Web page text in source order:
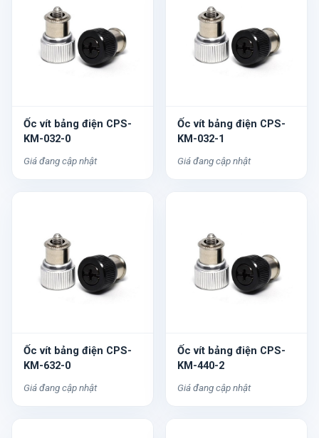
Ốc vít bảng điện CPS-
KM-032-0
Giá đang cập nhật
Ốc vít bảng điện CPS-
KM-032-1
Giá đang cập nhật
Ốc vít bảng điện CPS-
KM-632-0
Giá đang cập nhật
Ốc vít bảng điện CPS-
KM-440-2
Giá đang cập nhật